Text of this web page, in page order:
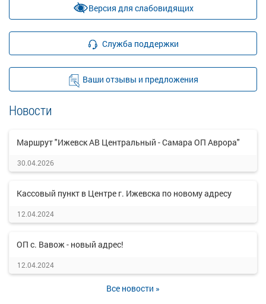
Версия для слабовидящих
Служба поддержки
Ваши отзывы и предложения
Новости
Маршрут "Ижевск АВ Центральный - Самара ОП Аврора"
30.04.2026
Кассовый пункт в Центре г. Ижевска по новому адресу
12.04.2024
ОП с. Вавож - новый адрес!
12.04.2024
Все новости »